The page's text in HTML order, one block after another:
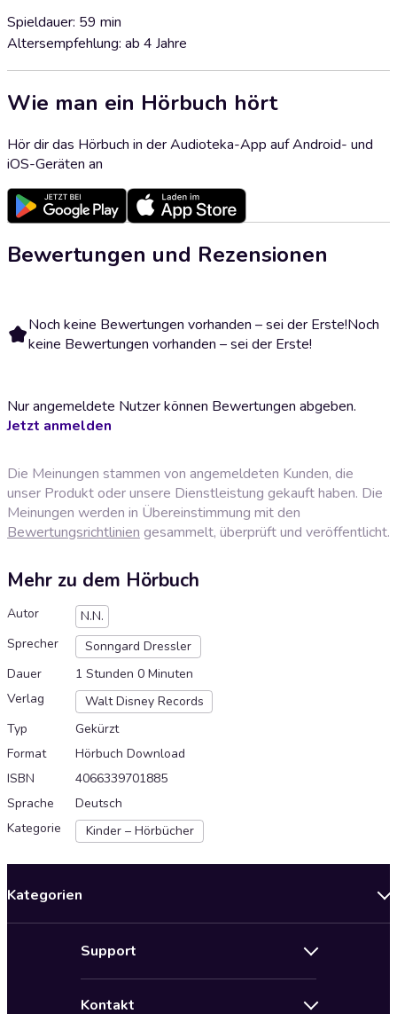
Spieldauer: 59 min
Altersempfehlung: ab 4 Jahre
Wie man ein Hörbuch hört
Hör dir das Hörbuch in der Audioteka-App auf Android- und
iOS-Geräten an
Bewertungen und Rezensionen
Noch keine Bewertungen vorhanden – sei der Erste!Noch
keine Bewertungen vorhanden – sei der Erste!
Nur angemeldete Nutzer können Bewertungen abgeben.
Jetzt anmelden
Die Meinungen stammen von angemeldeten Kunden, die
unser Produkt oder unsere Dienstleistung gekauft haben. Die
Meinungen werden in Übereinstimmung mit den
Bewertungsrichtlinien gesammelt, überprüft und veröffentlicht.
Mehr zu dem Hörbuch
Autor
N.N.
Sprecher
Sonngard Dressler
Dauer
1 Stunden 0 Minuten
Verlag
Walt Disney Records
Typ
Gekürzt
Format
Hörbuch Download
ISBN
4066339701885
Sprache
Deutsch
Kategorie
Kinder – Hörbücher
Kategorien
Support
Kontakt